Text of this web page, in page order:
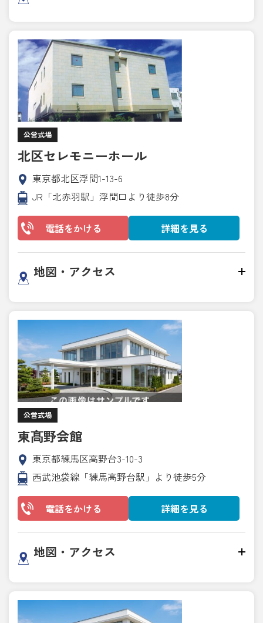
公営式場
北区セレモニーホール
東京都北区浮間1-13-6
JR「北赤羽駅」浮間口より徒歩8分
電話をかける 詳細を見る
地図・アクセス
公営式場
東髙野会館
東京都練馬区高野台3-10-3
西武池袋線「練馬高野台駅」より徒歩5分
電話をかける 詳細を見る
地図・アクセス